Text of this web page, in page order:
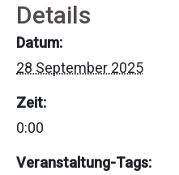
Details
Datum:
28 September 2025
Zeit:
0:00
Veranstaltung-Tags: